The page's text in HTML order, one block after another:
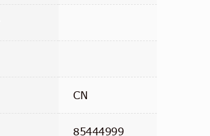
CN
85444999